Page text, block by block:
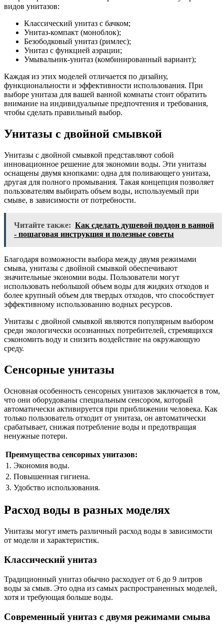
видов унитазов:
Классический унитаз с бачком;
Унитаз-компакт (моноблок);
Безободковый унитаз (римлес);
Унитаз с функцией аэрации;
Умывальник-унитаз (комбинированный вариант);
Каждая из этих моделей отличается по дизайну,
функциональности и эффективности использования. При
выборе унитаза для вашей ванной комнаты стоит обратить
внимание на индивидуальные предпочтения и требования,
чтобы сделать правильный выбор.
Унитазы с двойной смывкой
Унитазы с двойной смывкой представляют собой
инновационное решение для экономии воды. Эти унитазы
оснащены двумя кнопками: одна для поливающего унитаза,
другая для полного промывания. Такая концепция позволяет
пользователям выбирать объем воды, используемый при
смыве, в зависимости от потребности.
Читайте также: Как сделать душевой поддон в ванной
- пошаговая инструкция и полезные советы
Благодаря возможности выбора между двумя режимами
смыва, унитазы с двойной смывкой обеспечивают
значительные экономии воды. Пользователи могут
использовать небольшой объем воды для жидких отходов и
более крупный объем для твердых отходов, что способствует
эффективному использованию водных ресурсов.
Унитазы с двойной смывкой являются популярным выбором
среди экологически осознанных потребителей, стремящихся
сэкономить воду и снизить воздействие на окружающую
среду.
Сенсорные унитазы
Основная особенность сенсорных унитазов заключается в том,
что они оборудованы специальным сенсором, который
автоматически активируется при приближении человека. Как
только пользователь отходит от унитаза, он автоматически
срабатывает, снижая потребление воды и предотвращая
ненужные потери.
Преимущества сенсорных унитазов:
1. Экономия воды.
2. Повышенная гигиена.
3. Удобство использования.
Расход воды в разных моделях
Унитазы могут иметь различный расход воды в зависимости
от модели и характеристик.
Классический унитаз
Традиционный унитаз обычно расходует от 6 до 9 литров
воды за смыв. Это одна из самых распространенных моделей,
хотя и требующая больше воды.
Современный унитаз с двумя режимами смыва